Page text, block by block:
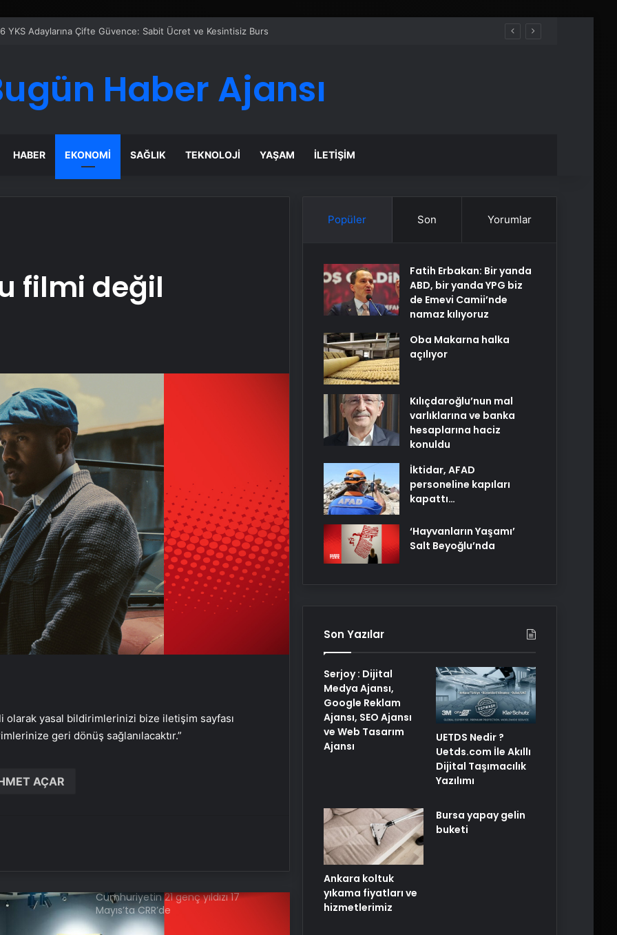
Reklam Ajansı, SEO Ajansı ve Web Tasarım Ajansı
Haber Ajansı
HABER EKONOMI SAĞLIK TEKNOLOJI YAŞAM İLETIŞIM
filmi değil
olarak yasal bildirimlerinizi bize iletişim sayfası
geri dönüş sağlanılacaktır.”
AÇAR
BİFO’dan ‘Yüzyılın Yankıları’ konseri
Müzeler Konuşuyor: Konuğumuz
Hollanda
Gaye Su Akyol KüçükÇiftlik Park’ta
Pera Müzesi’nde ‘Uzun Gece, Uzun
Müzik’
RHM’de sertifika programı
tamamlandı
Popüler Son Yorumlar
Fatih Erbakan: Bir yanda
ABD, bir yanda YPG biz
de Emevi Camii’nde
namaz kılıyoruz
Oba Makarna halka
açılıyor
Kılıçdaroğlu’nun mal
varlıklarına ve banka
hesaplarına haciz
konuldu
İktidar, AFAD
personeline kapıları
kapattı…
‘Hayvanların Yaşamı’
Salt Beyoğlu’nda
Son Yazılar
Serjoy : Dijital
Medya Ajansı,
Google Reklam
Ajansı, SEO Ajansı
ve Web Tasarım
Ajansı
UETDS Nedir ?
Uetds.com İle Akıllı
Dijital Taşımacılık
Yazılımı
Ankara koltuk
yıkama fiyatları ve
hizmetlerimiz
Bursa yapay gelin
buketi